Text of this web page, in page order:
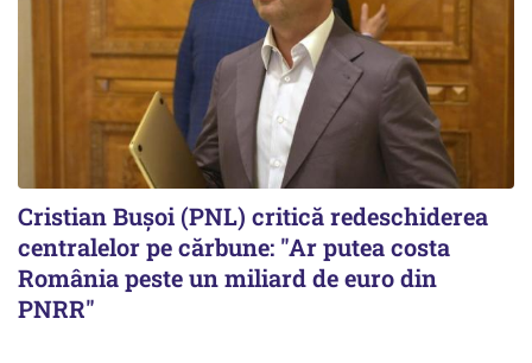
Cristian Bușoi (PNL) critică redeschiderea
centralelor pe cărbune: "Ar putea costa
România peste un miliard de euro din
PNRR"